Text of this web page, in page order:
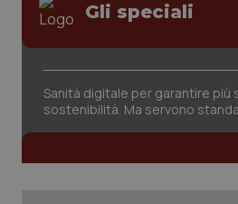
Gli speciali
Sanità digitale per garantire più
sostenibilità. Ma servono